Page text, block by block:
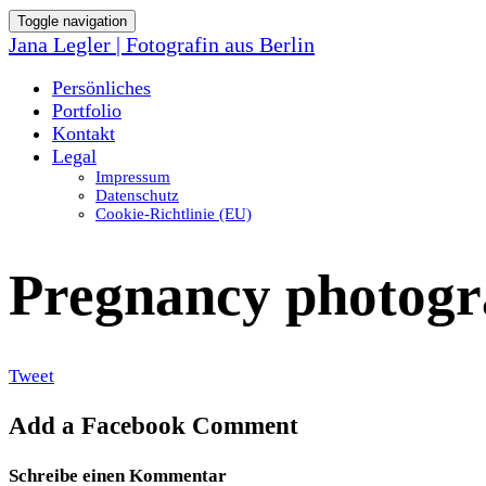
Toggle navigation
Jana Legler | Fotografin aus Berlin
Persönliches
Portfolio
Kontakt
Legal
Impressum
Datenschutz
Cookie-Richtlinie (EU)
Pregnancy
Tweet
Add a Facebook Comment
Schreibe einen Kommentar